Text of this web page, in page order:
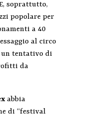
soprattutto,
popolare per
a 40
al circo
un tentativo di
da
abbia
di “festival